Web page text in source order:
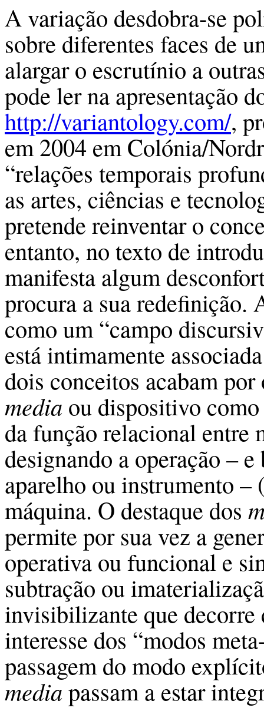
A variação desdobra-se
sobre diferentes faces de
alargar o escrutínio a
pode ler na apresentação
http://variantology.com/,
em 2004 em Colónia/
“relações temporais
as artes, ciências e
pretende reinventar o
entanto, no texto de
manifesta algum
procura a sua redefinição.
como um “campo
está intimamente
dois conceitos acabam
media ou dispositivo
da função relacional entre
designando a operação –
aparelho ou instrumento
máquina. O destaque dos
permite por sua vez a
operativa ou funcional e
subtração ou
invisibilizante que decorre
interesse dos “modos
passagem do modo
media passam a estar